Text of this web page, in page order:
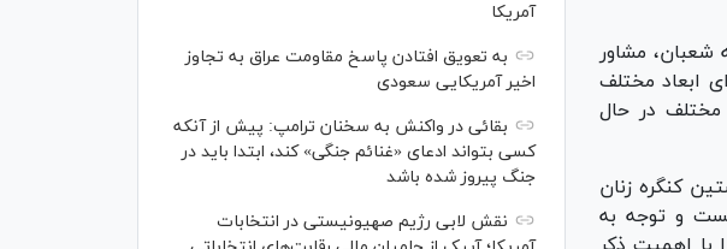
شعبان، مشاور
ابعاد مختلف
در حال
کنگره زنان
و توجه به
آمریکا
به تعویق افتادن پاسخ مقاومت عراق به تجاوز
اخیر آمریکایی سعودی
بقائی در واکنش به سخنان ترامپ: پیش از آنکه
کسی بتواند ادعای «غنائم جنگی» کند، ابتدا باید در
جنگ پیروز شده باشد
نقش لابی رژیم صهیونیستی در انتخابات